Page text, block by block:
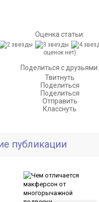
Оценка статьи:
оценок нет)
Поделиться с друзьями:
Твитнуть
Поделиться
Поделиться
Отправить
Класснуть
публикации